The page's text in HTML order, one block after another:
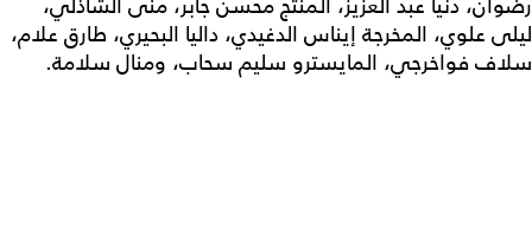
ليلى علوي، المخرجة إيناس الدغيدي، داليا البحيري، طارق علام،
سلاف فواخرجي، المايسترو سليم سحاب، ومنال سلامة.